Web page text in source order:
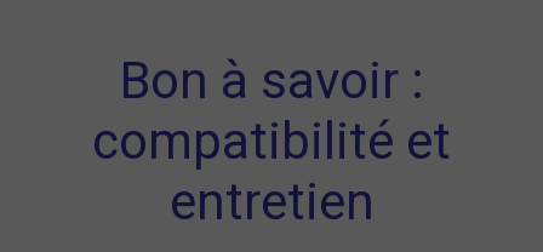
Bon à savoir :
compatibilité et
entretien